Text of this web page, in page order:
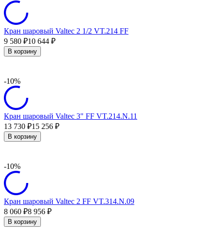
Кран шаровый Valtec 2 1/2 VT.214 FF
9 580 ₽10 644 ₽
В корзину
-10%
Кран шаровый Valtec 3" FF VT.214.N.11
13 730 ₽15 256 ₽
В корзину
-10%
Кран шаровый Valtec 2 FF VT.314.N.09
8 060 ₽8 956 ₽
В корзину